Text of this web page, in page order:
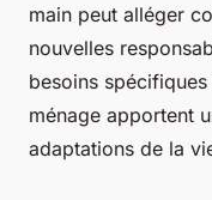
main peut alléger
nouvelles
besoins
ménage apportent
adaptations de la